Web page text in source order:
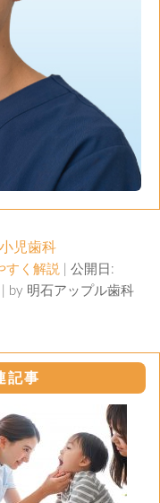
小児歯科
すく解説
| 公開日:
by 明石アップル歯科
記事